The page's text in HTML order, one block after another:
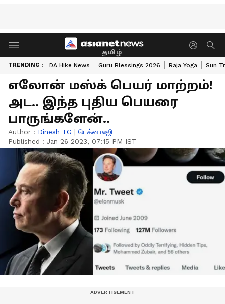
தமிழ்
TRENDING : DA Hike News Guru Blessings 2026 Raja Yoga Sun
எலோன் மஸ்க் பெயர் மாற்றம்!
அட.. இந்த புதிய பெயரை
பாருங்களேன்..
Author : Dinesh TG | டெக்னாலஜி
Published : Jan 26 2023, 07:15 PM IST